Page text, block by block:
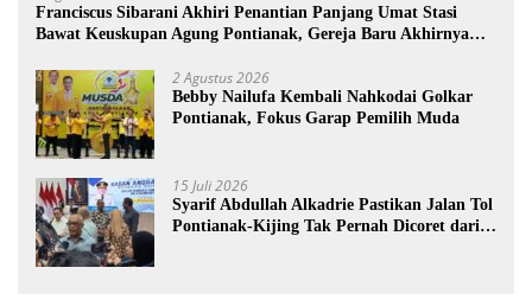
Franciscus Sibarani Akhiri Penantian Panjang Umat Stasi
Bawat Keuskupan Agung Pontianak, Gereja Baru Akhirnya
2 Agustus 2026
Bebby Nailufa Kembali Nahkodai Golkar
Pontianak, Fokus Garap Pemilih Muda
15 Juli 2026
Syarif Abdullah Alkadrie Pastikan Jalan Tol
Pontianak-Kijing Tak Pernah Dicoret dari